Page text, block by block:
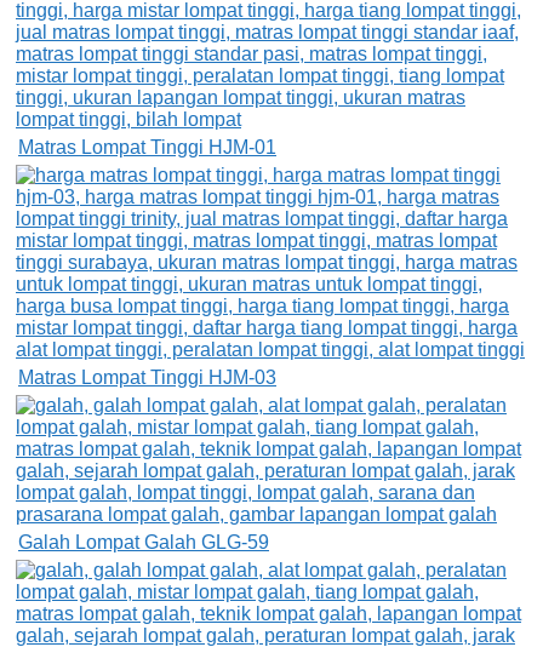
Matras Lompat Tinggi HJM-01
Matras Lompat Tinggi HJM-03
Galah Lompat Galah GLG-59